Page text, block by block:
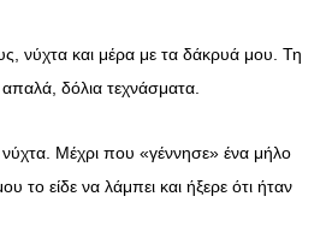
νύχτα και μέρα με τα δάκρυά μου. Τη
δόλια τεχνάσματα.
νύχτα. Μέχρι που «γέννησε» ένα μήλο
το είδε να λάμπει και ήξερε ότι ήταν